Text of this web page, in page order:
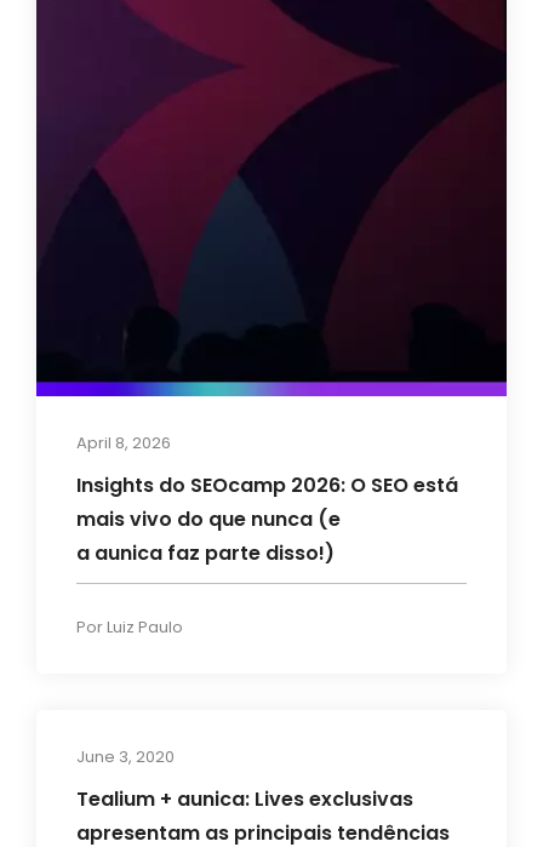
April 8, 2026
Insights do SEOcamp 2026: O SEO está
mais vivo do que nunca (e
a aunica faz parte disso!)
PorLuiz Paulo
June 3, 2020
Tealium + aunica: Lives exclusivas
apresentam as principais tendências